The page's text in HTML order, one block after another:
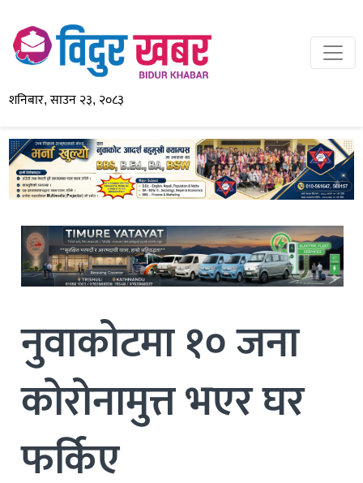
शनिबार, साउन २३, २०८३
नुवाकोटमा १० जना
कोरोनामुत्त भएर घर
फर्किए